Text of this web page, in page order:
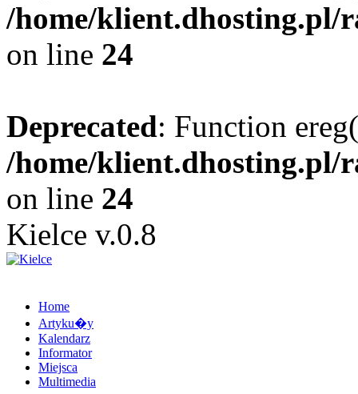
/home/klient.dhosting.pl/
on line 24
Deprecated: Function
/home/klient.dhosting.pl/
on line 24
Kielce v.0.8
Home
Artyku�y
Kalendarz
Informator
Miejsca
Multimedia